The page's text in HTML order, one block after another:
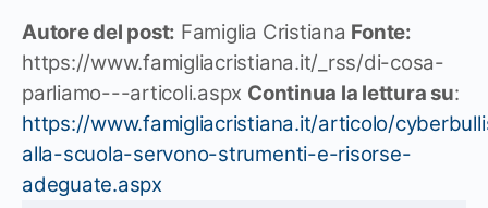
Autore del post: Famiglia Cristiana Fonte:
https://www.famigliacristiana.it/_rss/di-cosa-
parliamo---articoli.aspx Continua la lettura su:
https://www.famigliacristiana.it/articolo/
alla-scuola-servono-strumenti-e-risorse-
adeguate.aspx